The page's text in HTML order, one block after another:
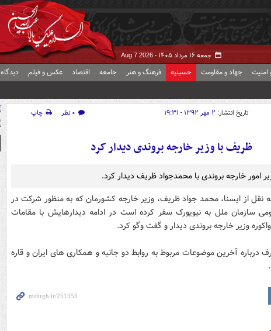
جمعه ۱۶ مرداد ۱۴۰۵ - Aug 7 2026
امنیت جهاد و مقاومت حسینیه فرهنگ و هنر جامعه اقتصاد عکس و فیلم دیدگاه
تاریخ انتشار: ۲ مهر ۱۳۹۲ - ۱۹:۳۱ ۰ نظر
چاپ
ظریف با وزیر خارجه بروندی دیدار کرد
امور خارجه بروندی با محمدجواد ظریف دیدار کرد.
نقل از ایسنا، محمد جواد ظریف، وزیر خارجه کشورمان که به منظور شرکت در
سازمان ملل به نیویورک سفر کرده است در ادامه دیدارهایش با مقامات
وزیر خارجه بروندی دیدار و گفت وگو کرد.
درباره آخرین موضوعات مربوط به روابط دو جانبه و همکاری های ایران و قاره